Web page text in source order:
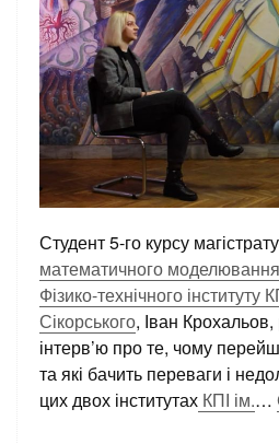
Студент 5-го курсу
математичного
Фізико-технічного інституту
Сікорського, Іван Крохальов,
інтерв’ю про те, чому
та які бачить переваги і
цих двох інститутах КПІ ім.…